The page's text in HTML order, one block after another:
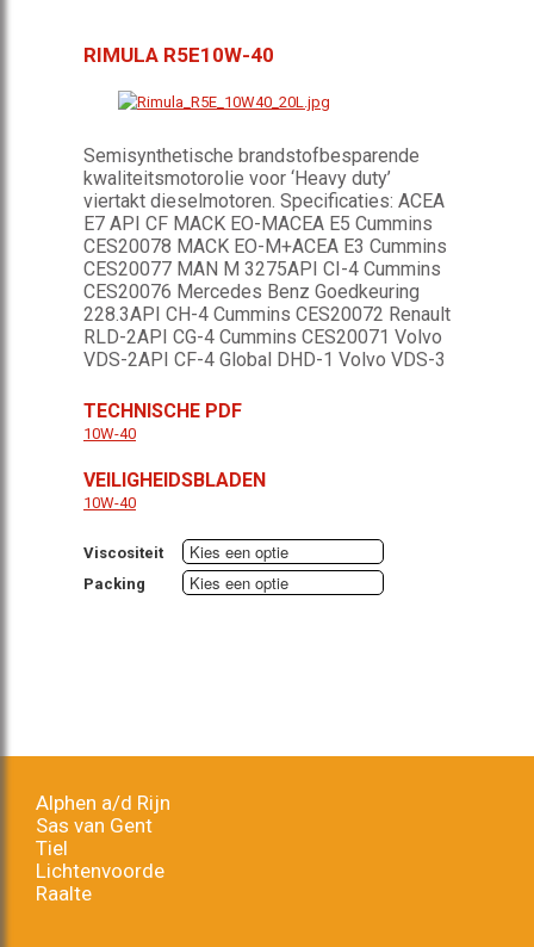
RIMULA R5E10W-40
Semisynthetische brandstofbesparende
kwaliteitsmotorolie voor ‘Heavy duty’
viertakt dieselmotoren. Specificaties: ACEA
E7 API CF MACK EO-MACEA E5 Cummins
CES20078 MACK EO-M+ACEA E3 Cummins
CES20077 MAN M 3275API CI-4 Cummins
CES20076 Mercedes Benz Goedkeuring
228.3API CH-4 Cummins CES20072 Renault
RLD-2API CG-4 Cummins CES20071 Volvo
VDS-2API CF-4 Global DHD-1 Volvo VDS-3
TECHNISCHE PDF
10W-40
VEILIGHEIDSBLADEN
10W-40
Viscositeit
Packing
Alphen a/d Rijn
Sas van Gent
Tiel
Lichtenvoorde
Raalte